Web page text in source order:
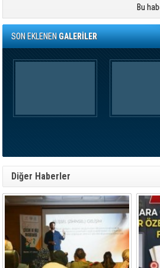
Bu
SON EKLENENGALERİLER
Diğer Haberler